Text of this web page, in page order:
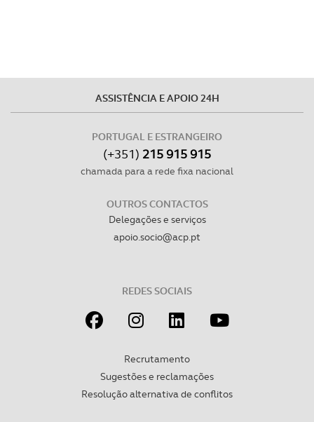
ASSISTÊNCIA E APOIO 24H
PORTUGAL E ESTRANGEIRO
(+351) 215 915 915
chamada para a rede fixa nacional
OUTROS CONTACTOS
Delegações e serviços
apoio.socio@acp.pt
REDES SOCIAIS
Recrutamento
Sugestões e reclamações
Resolução alternativa de conflitos